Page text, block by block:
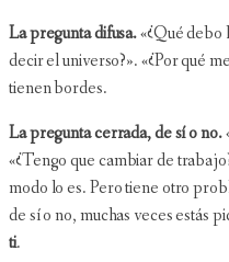
La pregunta difusa.«¿Qué debo
decir el universo?». «¿Por qué
tienen bordes.
La pregunta cerrada, de sí o no.
«¿Tengo que cambiar de
modo lo es. Pero tiene otro
de sí o no, muchas veces estás
ti.